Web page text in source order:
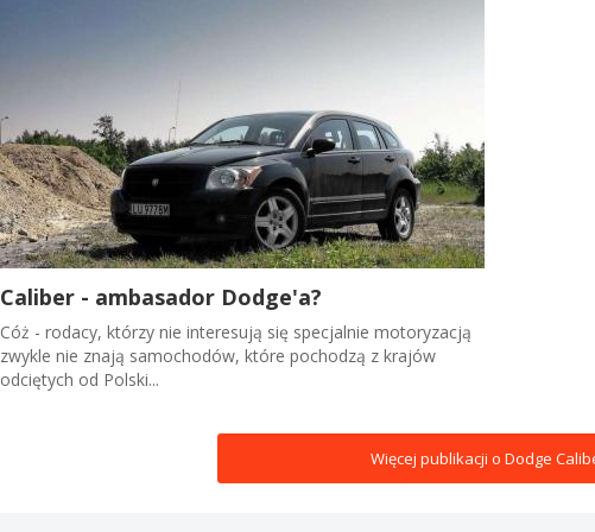
Caliber - ambasador Dodge'a?
Cóż - rodacy, którzy nie interesują się specjalnie motoryzacją
zwykle nie znają samochodów, które pochodzą z krajów
odciętych od Polski...
Więcej publikacji o Dodge